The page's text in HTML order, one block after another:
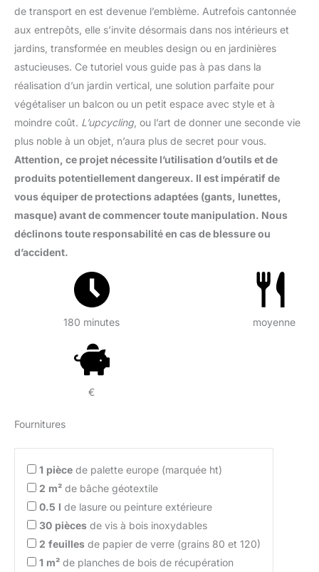
de transport en est devenue l’emblème. Autrefois cantonnée
aux entrepôts, elle s’invite désormais dans nos intérieurs et
jardins, transformée en meubles design ou en jardinières
astucieuses. Ce tutoriel vous guide pas à pas dans la
réalisation d’un jardin vertical, une solution parfaite pour
végétaliser un balcon ou un petit espace avec style et à
moindre coût. L’upcycling, ou l’art de donner une seconde vie
plus noble à un objet, n’aura plus de secret pour vous.
Attention, ce projet nécessite l’utilisation d’outils et de
produits potentiellement dangereux. Il est impératif de
vous équiper de protections adaptées (gants, lunettes,
masque) avant de commencer toute manipulation. Nous
déclinons toute responsabilité en cas de blessure ou
d’accident.
180 minutes moyenne
€
Fournitures
1 pièce de palette europe (marquée ht)
2 m² de bâche géotextile
0.5 l de lasure ou peinture extérieure
30 pièces de vis à bois inoxydables
2 feuilles de papier de verre (grains 80 et 120)
1 m² de planches de bois de récupération